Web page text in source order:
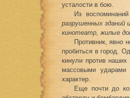
усталости в бою.
Из
разрушенных зданий
кинотеатр, жилые
Противник, явно
пробиться в город.
кинули против наших
массовыми ударами
характер.
Еще почти до